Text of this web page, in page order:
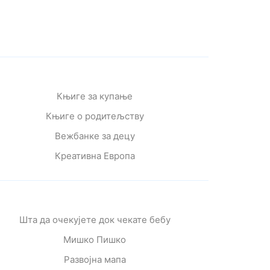
Књиге за купање
Књиге о родитељству
Вежбанке за децу
Креативна Европа
Шта да очекујете док чекате бебу
Мишко Пишко
Развојна мапа